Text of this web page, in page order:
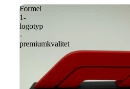
Formel
1-
logotyp
-
premiumkvalitet